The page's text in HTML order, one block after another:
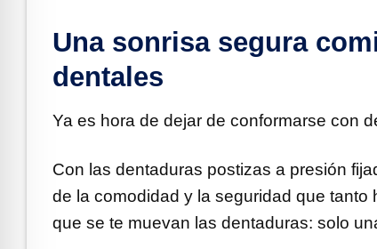
Una sonrisa segura
dentales
Ya es hora de dejar de conformarse con
Con las dentaduras postizas a presión
de la comodidad y la seguridad que
que se te muevan las dentaduras: solo